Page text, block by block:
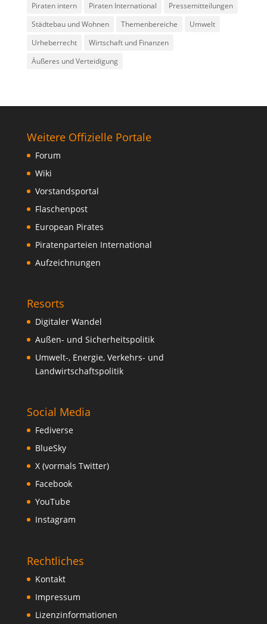
Piraten intern
Piraten International
Pressemitteilungen
Städtebau und Wohnen
Themenbereiche
Umwelt
Urheberrecht
Wirtschaft und Finanzen
Äußeres und Verteidigung
Weitere Offizielle Portale
Forum
Wiki
Vorstandsportal
Flaschenpost
European Pirates
Piratenparteien International
Aufzeichnungen
Resorts
Digitaler Wandel
Außen- und Sicherheitspolitik
Umwelt-, Energie, Verkehrs- und
Landwirtschaftspolitik
Social Media
Fediverse
BlueSky
X (vormals Twitter)
Facebook
YouTube
Instagram
Rechtliches
Kontakt
Impressum
Lizenzinformationen